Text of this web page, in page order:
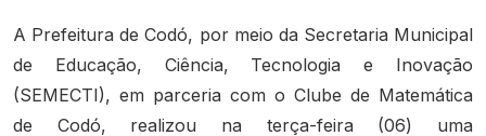
A Prefeitura de Codó, por meio da Secretaria Municipal
de Educação, Ciência, Tecnologia e Inovação
(SEMECTI), em parceria com o Clube de Matemática
de Codó, realizou na terça-feira (06) uma